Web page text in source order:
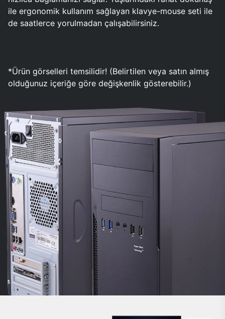
ile ergonomik kullanım sağlayan klavye-mouse seti ile
de saatlerce yorulmadan çalışabilirsiniz.
*Ürün görselleri temsilidir! (Belirtilen veya satın almış
olduğunuz içeriğe göre değişkenlik gösterebilir.)